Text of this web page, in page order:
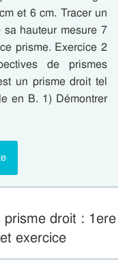
et 6 cm. Tracer un
hauteur mesure 7
prisme. Exercice 2
de prismes
un prisme droit tel
en B. 1) Démontrer
droit : 1ere
exercice